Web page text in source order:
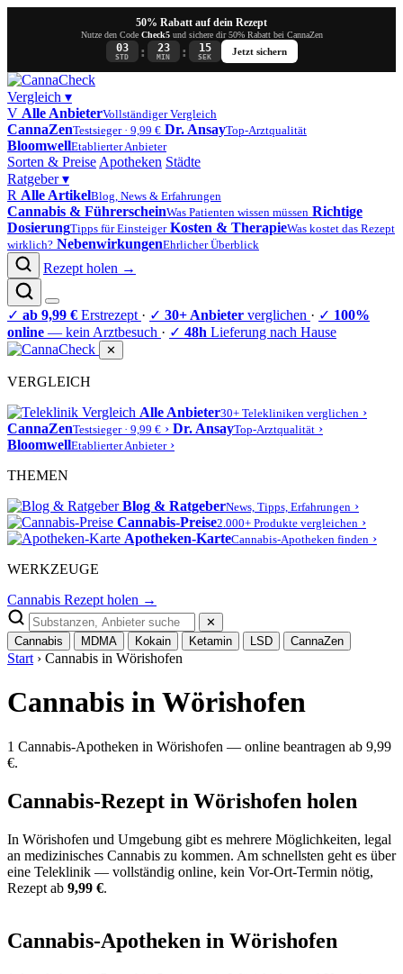
50% Rabatt auf dein Rezept
Nutze den Code Check5und sichere dir 50% Rabatt bei CannaZen
03
STD : 23
MIN : 15
SEK
Jetzt sichern
Vergleich ▾
V Alle AnbieterVollständiger Vergleich
CannaZenTestsieger · 9,99 € Dr. AnsayTop-Arztqualität
BloomwellEtablierter Anbieter
Sorten & Preise Apotheken Städte
Ratgeber▾
R Alle ArtikelBlog, News & Erfahrungen
Cannabis & FührerscheinWas Patienten wissen müssen Richtige
DosierungTipps für Einsteiger Kosten & TherapieWas kostet das Rezept
wirklich? NebenwirkungenEhrlicher Überblick
Rezept holen →
✓ ab 9,99 € Erstrezept · ✓ 30+ Anbieter verglichen · ✓ 100%
online — kein Arztbesuch · ✓ 48h Lieferung nach Hause
✕
VERGLEICH
Alle Anbieter30+ Telekliniken verglichen ›
CannaZenTestsieger · 9,99 € › Dr. AnsayTop-Arztqualität ›
BloomwellEtablierter Anbieter ›
THEMEN
Blog & RatgeberNews, Tipps, Erfahrungen ›
Cannabis-Preise2.000+ Produkte vergleichen ›
Apotheken-KarteCannabis-Apotheken finden ›
WERKZEUGE
Cannabis Rezept holen →
✕
Cannabis
MDMA Kokain Ketamin LSD CannaZen
Start › Cannabis in Wörishofen
Cannabis in Wörishofen
1 Cannabis-Apotheken in Wörishofen — online beantragen ab 9,99
€.
Cannabis-Rezept in Wörishofen holen
In Wörishofen und Umgebung gibt es mehrere Möglichkeiten, legal
an medizinisches Cannabis zu kommen. Am schnellsten geht es über
eine Teleklinik — vollständig online, kein Vor-Ort-Termin nötig,
Rezept ab 9,99 €.
+
Cannabis-Apotheken in Wörishofen